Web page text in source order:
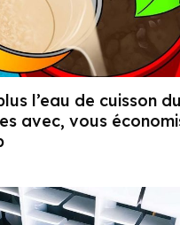
l’eau de cuisson
avec, vous